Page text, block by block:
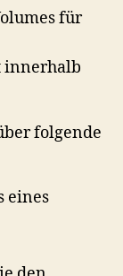
für
innerhalb
folgende
eines